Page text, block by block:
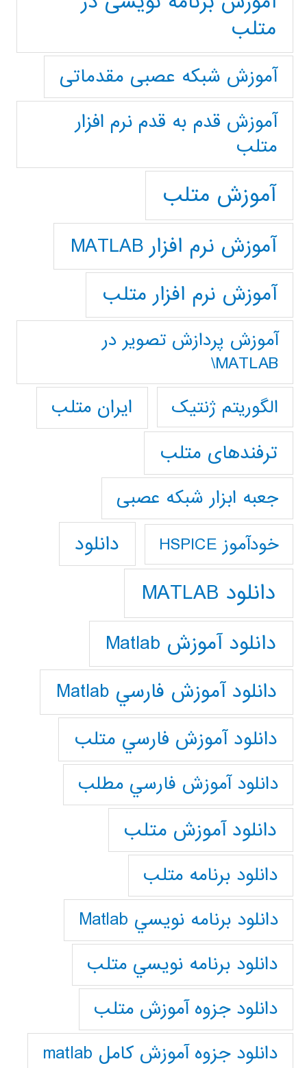
متلب
آموزش شبکه عصبی مقدماتی
آموزش قدم به قدم نرم افزار
متلب
آموزش متلب
آموزش نرم افزار MATLAB
آموزش نرم افزار متلب
آموزش پردازش تصوير در
MATLAB\
الگوریتم ژنتیک
ایران متلب
ترفندهای متلب
جعبه ابزار شبکه عصبی
خودآموز HSPICE دانلود
دانلود MATLAB
دانلود آموزش Matlab
دانلود آموزش فارسي Matlab
دانلود آموزش فارسي متلب
دانلود آموزش فارسي مطلب
دانلود آموزش متلب
دانلود برنامه متلب
دانلود برنامه نويسي Matlab
دانلود برنامه نويسي متلب
دانلود جزوه آموزش متلب
دانلود جزوه آموزش کامل matlab